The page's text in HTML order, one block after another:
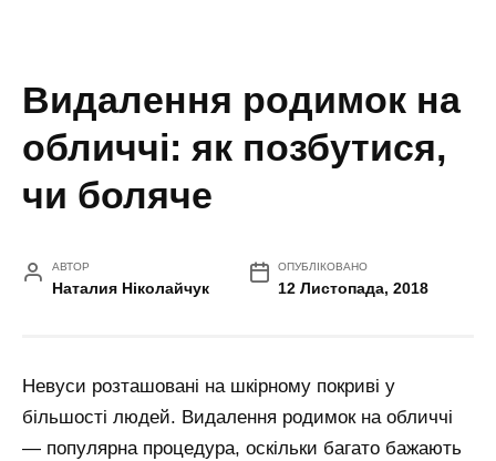
Видалення родимок на
обличчі: як позбутися,
чи боляче
АВТОР
Наталия Ніколайчук
ОПУБЛІКОВАНО
12 Листопада, 2018
Невуси розташовані на шкірному покриві у
більшості людей. Видалення родимок на обличчі
— популярна процедура, оскільки багато бажають